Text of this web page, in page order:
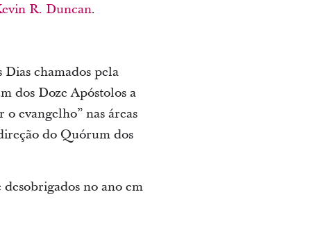
R. Duncan.
chamados pela
dos Doze Apóstolos a
evangelho” nas áreas
do Quórum dos
no ano em